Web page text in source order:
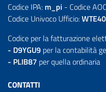
Codice IPA: m_pi - Codice
Codice Univoco Ufficio:
Codice per la fatturazione
- D9YGU9 per la contabilità
- PLIB87 per quella ordinaria
CONTATTI